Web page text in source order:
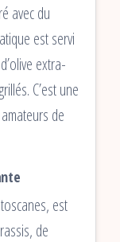
avec du
est servi
extra-
C’est une
de
est
de